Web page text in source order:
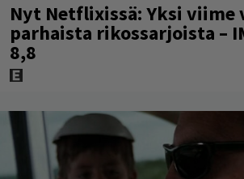
Nyt Netflixissä: Yksi viime
parhaista rikossarjoista –
8,8